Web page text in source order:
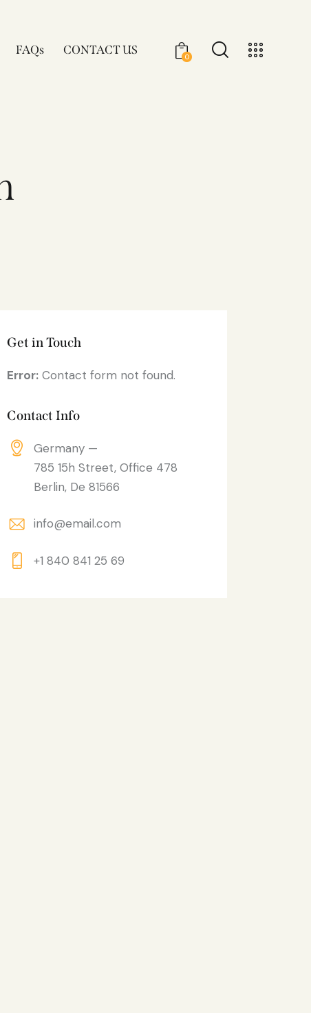
FAQs CONTACT US 0
Get in Touch
Error: Contact form not found.
Contact Info
Germany —
785 15h Street, Office 478
Berlin, De 81566
info@email.com
+1 840 841 25 69